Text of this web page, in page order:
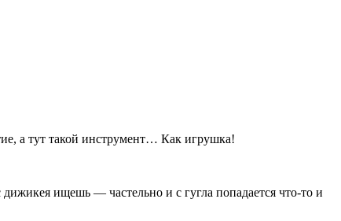
а тут такой инструмент… Как игрушка!
ищешь — частельно и с гугла попадается что-то и